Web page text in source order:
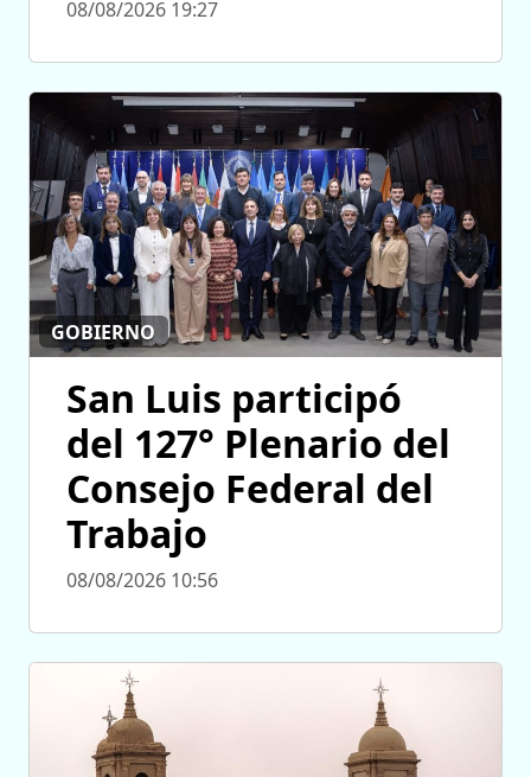
08/08/2026 19:27
GOBIERNO
San Luis participó
del 127° Plenario del
Consejo Federal del
Trabajo
08/08/2026 10:56